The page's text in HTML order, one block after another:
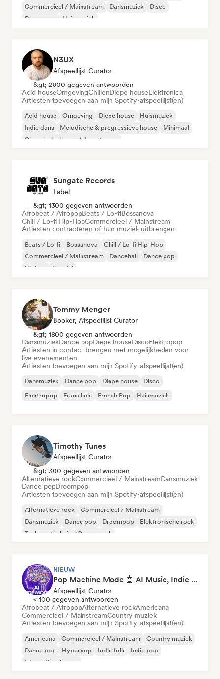
Commercieel / Mainstream
Dansmuziek
Disco
Droompop
Huismuziek
N3UX
Afspeellijst Curator
&gt; 2800 gegeven antwoorden
Acid houseOmgevingChillenDiepe houseElektronica
Artiesten toevoegen aan mijn Spotify-afspeellijst(en)
Acid house Omgeving Diepe house
Huismuziek
Indie dans
Melodische & progressieve house
Minimaal
Organische house / downtempo
Sungate Records
Label
&gt; 1300 gegeven antwoorden
Afrobeat / AfropopBeats / Lo-fiBossanova
Chill / Lo-fi Hip-HopCommercieel / Mainstream
Artiesten contracteren of hun muziek uitbrengen
Beats / Lo-fi Bossanova
Chill / Lo-fi Hip-Hop
Commercieel / Mainstream
Dancehall
Dance pop
Hiphop
Popziel
Tommy Menger
Booker, Afspeellijst Curator
&gt; 1800 gegeven antwoorden
DansmuziekDance popDiepe houseDiscoElektropop
Artiesten in contact brengen met mogelijkheden voor
live evenementen
Artiesten toevoegen aan mijn Spotify-afspeellijst(en)
Dansmuziek Dance pop Diepe house
Disco
Elektropop
Frans huis French Pop Huismuziek
Timothy Tunes
Afspeellijst Curator
&gt; 300 gegeven antwoorden
Alternatieve rockCommercieel / MainstreamDansmuziek
Dance popDroompop
Artiesten toevoegen aan mijn Spotify-afspeellijst(en)
Alternatieve rock
Commercieel / Mainstream
Dansmuziek
Dance pop Droompop
Elektronische rock
Toekomstig huis
Garagerock
NIEUW
Pop Machine Mode 🤖 AI Music, Indie Pop & Dream Pop
Afspeellijst Curator
< 100 gegeven antwoorden
Afrobeat / AfropopAlternatieve rockAmericana
Commercieel / MainstreamCountry muziek
Artiesten toevoegen aan mijn Spotify-afspeellijst(en)
Americana Commercieel / Mainstream
Country muziek
Dance pop
Hyperpop Indie folk
Indie pop
Internationale pop